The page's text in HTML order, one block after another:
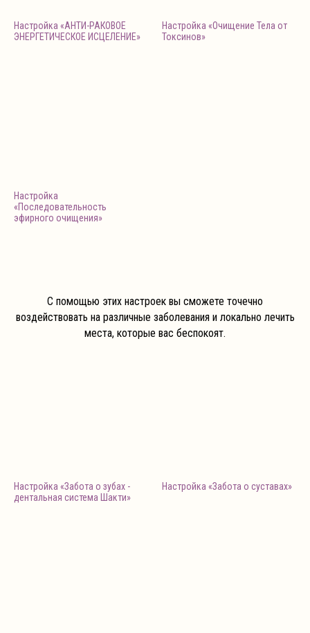
Настройка «АНТИ-РАКОВОЕ
ЭНЕРГЕТИЧЕСКОЕ ИСЦЕЛЕНИЕ»
Настройка «Очищение Тела от
Токсинов»
Настройка
«Последовательность
эфирного очищения»
С помощью этих настроек вы сможете точечно
воздействовать на различные заболевания и локально лечить
места, которые вас беспокоят.
Настройка «Забота о зубах -
дентальная система Шакти»
Настройка «Забота о суставах»